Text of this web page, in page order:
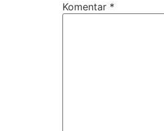
Komentar *